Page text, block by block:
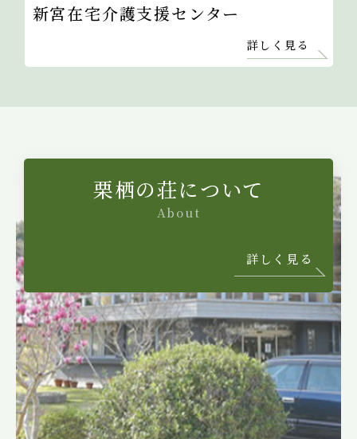
新宮在宅介護支援センター
詳しく見る
栗栖の荘について
About
詳しく見る